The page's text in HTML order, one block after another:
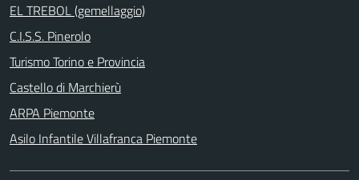
EL TREBOL (gemellaggio)
C.I.S.S. Pinerolo
Turismo Torino e Provincia
Castello di Marchierù
ARPA Piemonte
Asilo Infantile Villafranca Piemonte